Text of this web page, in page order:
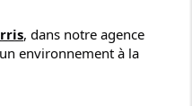
, dans notre agence
environnement à la